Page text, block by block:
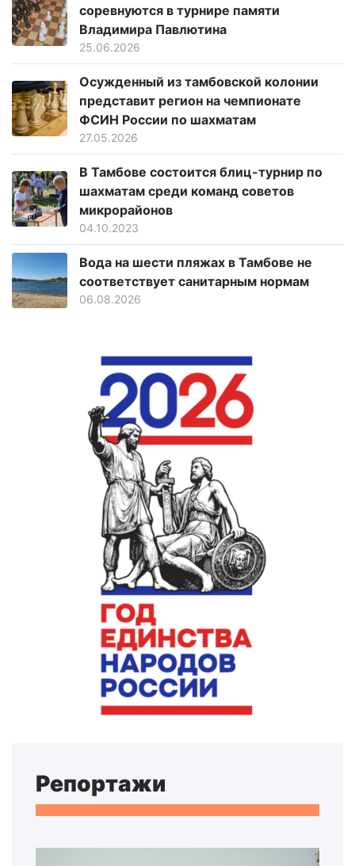
соревнуются в турнире памяти
Владимира Павлютина
25.06.2026
Осужденный из тамбовской колонии
представит регион на чемпионате
ФСИН России по шахматам
27.05.2026
В Тамбове состоится блиц-турнир по
шахматам среди команд советов
микрорайонов
04.10.2023
Вода на шести пляжах в Тамбове не
соответствует санитарным нормам
06.08.2026
Репортажи